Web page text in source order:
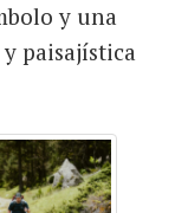
y una
paisajística